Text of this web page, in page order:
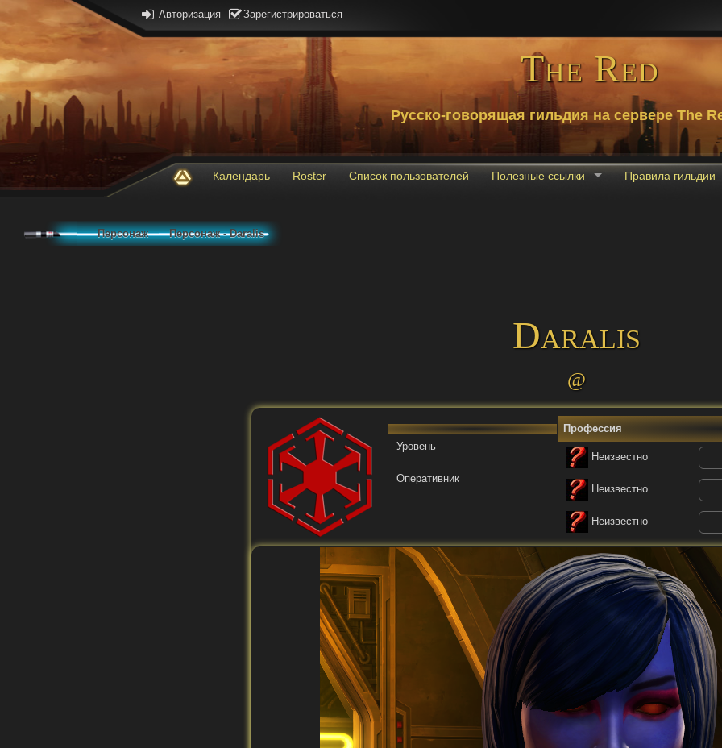
Авторизация Зарегистрироваться
The Red
Русско-говорящая гильдия на сервере The
Календарь Roster Список пользователей Полезные ссылки Правила гильдии
Персонаж Персонаж - Daralis
Daralis
@
Уровень
Оперативник
Профессия
Неизвестно
Неизвестно
Неизвестно